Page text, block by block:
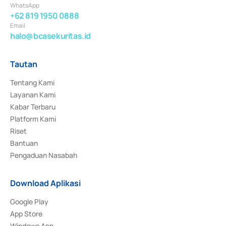
WhatsApp
+62 819 1950 0888
Email
halo@bcasekuritas.id
Tautan
Tentang Kami
Layanan Kami
Kabar Terbaru
Platform Kami
Riset
Bantuan
Pengaduan Nasabah
Download Aplikasi
Google Play
App Store